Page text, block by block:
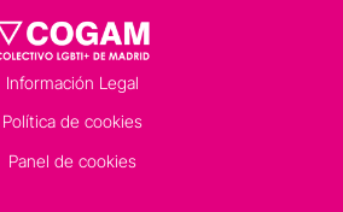
Información Legal
Política de cookies
Panel de cookies